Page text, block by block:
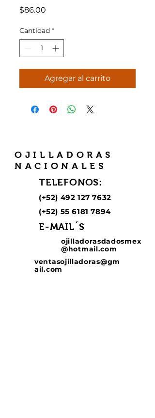
$86.00
Cantidad *
Agregar al carrito
OJILLADORAS
NACIONALES
TELEFONOS:
(+52) 492 127 7632
(+52) 55 6181 7894
E-MAIL´S
ojilladorasdadosmex
@hotmail.com
ventasojilladoras@gm
ail.com